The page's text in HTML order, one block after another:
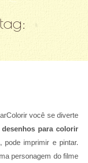
você se diverte
desenhos para colorir
, pode imprimir e pintar.
personagem do filme